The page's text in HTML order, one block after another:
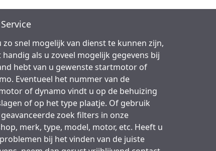
zo snel mogelijk van dienst te kunnen zijn,
handig als u zoveel mogelijk gegevens bij
hebt van u gewenste startmotor of
Eventueel het nummer van de
of dynamo vindt u op de behuizing
of op het type plaatje. Of gebruik
zoek filters in onze
merk, type, model, motor, etc. Heeft u
bij het vinden van de juiste